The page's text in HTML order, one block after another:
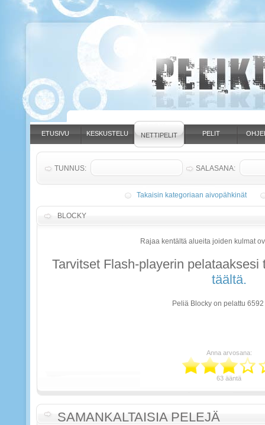
ETUSIVU KESKUSTELU NETTIPELIT PELIT
Takaisin kategoriaan aivopähkinät
BLOCKY
Rajaa kentältä alueita joiden kulmat
Tarvitset Flash-playerin
täältä.
Peliä Blocky on pelattu
Anna arvosana:
63 ääntä
SAMANKALTAISIA PELEJÄ
TUNNUS: SALASANA: